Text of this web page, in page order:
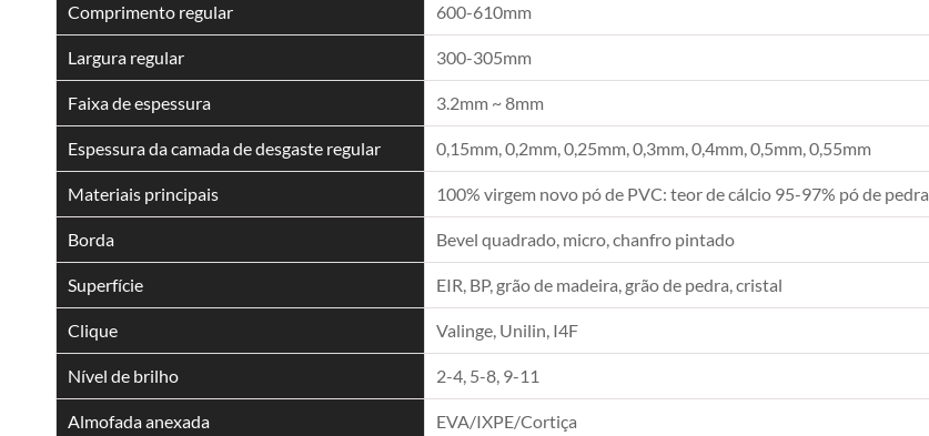
Comprimento regular 600-610mm
Largura regular 300-305mm
Faixa de espessura 3.2mm ~ 8mm
Espessura da camada de desgaste regular 0,15mm, 0,2mm, 0,25mm, 0,3mm, 0,4mm, 0,5mm, 0,55mm
Materiais principais 100% virgem novo pó de PVC: teor de cálcio 95-97% pó de pedra
Borda Bevel quadrado, micro, chanfro pintado
Superfície EIR, BP, grão de madeira, grão de pedra, cristal
Clique Valinge, Unilin, I4F
Nível de brilho 2-4, 5-8, 9-11
Almofada anexada EVA/IXPE/Cortiça